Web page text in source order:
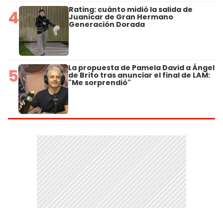
4 Rating: cuánto midió la salida de
Juanicar de Gran Hermano
Generación Dorada
5 La propuesta de Pamela David a Ángel
de Brito tras anunciar el final de LAM:
"Me sorprendió"